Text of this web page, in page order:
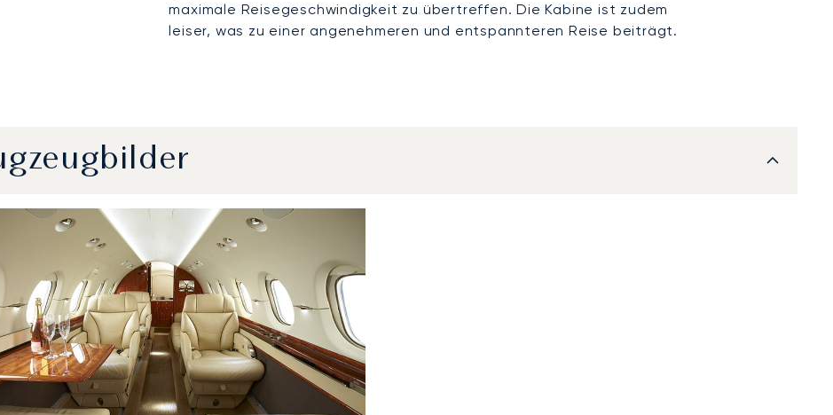
maximale Reisegeschwindigkeit zu übertreffen. Die Kabine ist zudem
leiser, was zu einer angenehmeren und entspannteren Reise beiträgt.